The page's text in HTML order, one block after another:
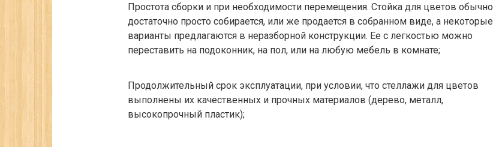
Простота сборки и при необходимости перемещения. Стойка для цветов обычно
достаточно просто собирается, или же продается в собранном виде, а некоторые
варианты предлагаются в неразборной конструкции. Ее с легкостью можно
переставить на подоконник, на пол, или на любую мебель в комнате;
Продолжительный срок эксплуатации, при условии, что стеллажи для цветов
выполнены их качественных и прочных материалов (дерево, металл,
высокопрочный пластик);